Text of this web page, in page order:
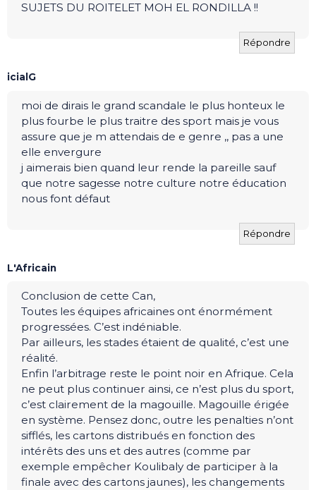
SUJETS DU ROITELET MOH EL RONDILLA !!
Répondre
icialG
moi de dirais le grand scandale le plus honteux le
plus fourbe le plus traitre des sport mais je vous
assure que je m attendais de e genre ,, pas a une
elle envergure
j aimerais bien quand leur rende la pareille sauf
que notre sagesse notre culture notre éducation
nous font défaut
Répondre
L'Africain
Conclusion de cette Can,
Toutes les équipes africaines ont énormément
progressées. C’est indéniable.
Par ailleurs, les stades étaient de qualité, c’est une
réalité.
Enfin l’arbitrage reste le point noir en Afrique. Cela
ne peut plus continuer ainsi, ce n’est plus du sport,
c’est clairement de la magouille. Magouille érigée
en système. Pensez donc, outre les penalties n’ont
sifflés, les cartons distribués en fonction des
intérêts des uns et des autres (comme par
exemple empêcher Koulibaly de participer à la
finale avec des cartons jaunes), les changements